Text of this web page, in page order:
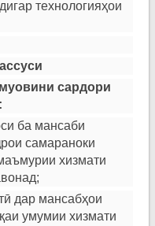
технологияҳои
сардори
ба мансаби
самараноки
хизмати
дар мансабҳои
умумии хизмати